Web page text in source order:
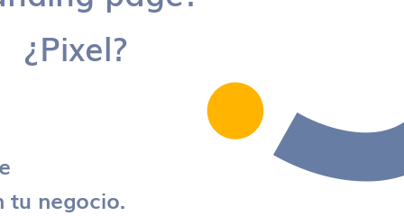
¿Pixel?
tu negocio.